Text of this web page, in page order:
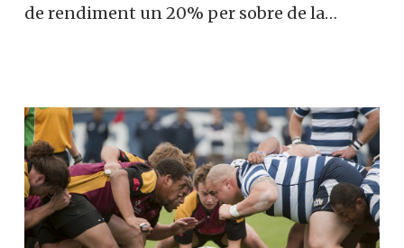
de rendiment un 20% per sobre de la…